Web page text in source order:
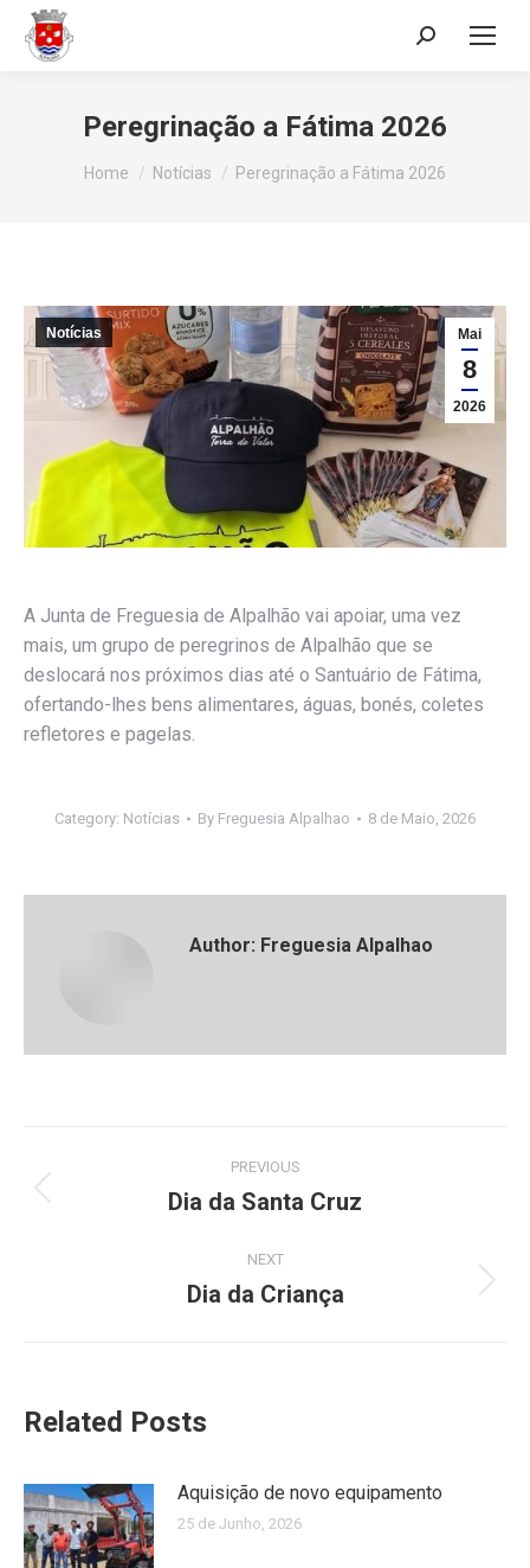
Search:
Peregrinação a Fátima 2026
You are here:
Home Notícias Peregrinação a Fátima 2026
Mai
8
2026
Notícias
A Junta de Freguesia de Alpalhão vai apoiar, uma vez
mais, um grupo de peregrinos de Alpalhão que se
deslocará nos próximos dias até o Santuário de Fátima,
ofertando-lhes bens alimentares, águas, bonés, coletes
refletores e pagelas.
Category: Notícias By Freguesia Alpalhao 8 de Maio, 2026
Author: Freguesia Alpalhao
navigation
PREVIOUS
Previous
Dia da Santa Cruz
NEXT
Next
Dia da Criança
Related Posts
Aquisição de novo equipamento
25 de Junho, 2026